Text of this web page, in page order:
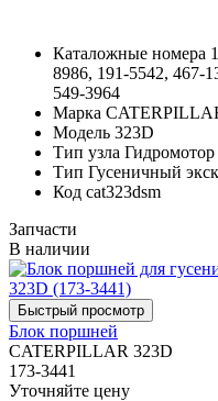
Каталожные номера
8986, 191-5542, 467-
549-3964
Марка
Модель 323D
Тип узла
Тип Гусеничный
Код cat323dsm
Запчасти
В наличии
Блок поршней
CATERPILLAR 323D
173-3441
Уточняйте цену